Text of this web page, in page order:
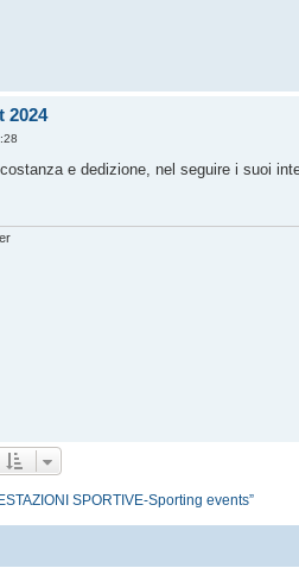
2024
e dedizione, nel seguire i suoi
SPORTIVE-Sporting events”